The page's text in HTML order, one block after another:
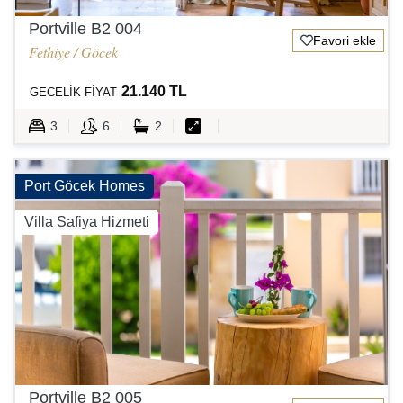
Portville B2 004
Fethiye / Göcek
Favori ekle
GECELİK FİYAT 21.140 TL
3 6 2
Port Göcek Homes
Villa Safiya Hizmeti
Portville B2 005